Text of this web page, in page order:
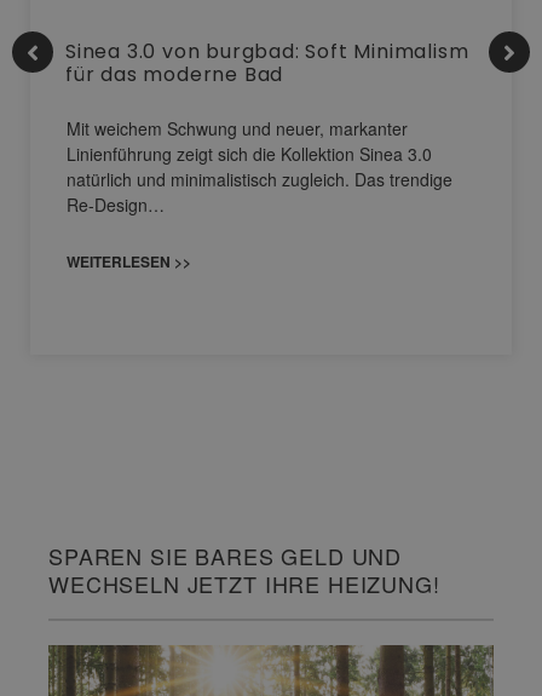
Sinea 3.0 von burgbad: Soft Minimalism
für das moderne Bad
Mit weichem Schwung und neuer, markanter
Linienführung zeigt sich die Kollektion Sinea 3.0
natürlich und minimalistisch zugleich. Das trendige
Re-Design…
WEITERLESEN >>
SPAREN SIE BARES GELD UND
WECHSELN JETZT IHRE HEIZUNG!